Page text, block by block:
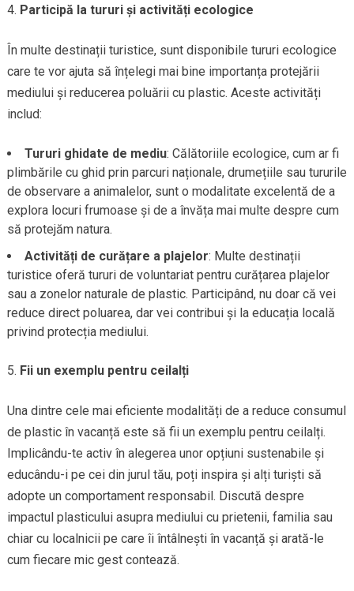
Participă la tururi și activități ecologice
În multe destinații turistice, sunt disponibile tururi ecologice
care te vor ajuta să înțelegi mai bine importanța protejării
mediului și reducerea poluării cu plastic. Aceste activități
includ:
Tururi ghidate de mediu: Călătoriile ecologice, cum ar fi
plimbările cu ghid prin parcuri naționale, drumețiile sau tururile
de observare a animalelor, sunt o modalitate excelentă de a
explora locuri frumoase și de a învăța mai multe despre cum
să protejăm natura.
Activități de curățare a plajelor: Multe destinații
turistice oferă tururi de voluntariat pentru curățarea plajelor
sau a zonelor naturale de plastic. Participând, nu doar că vei
reduce direct poluarea, dar vei contribui și la educația locală
privind protecția mediului.
Fii un exemplu pentru ceilalți
Una dintre cele mai eficiente modalități de a reduce consumul
de plastic în vacanță este să fii un exemplu pentru ceilalți.
Implicându-te activ în alegerea unor opțiuni sustenabile și
educându-i pe cei din jurul tău, poți inspira și alți turiști să
adopte un comportament responsabil. Discută despre
impactul plasticului asupra mediului cu prietenii, familia sau
chiar cu localnicii pe care îi întâlnești în vacanță și arată-le
cum fiecare mic gest contează.